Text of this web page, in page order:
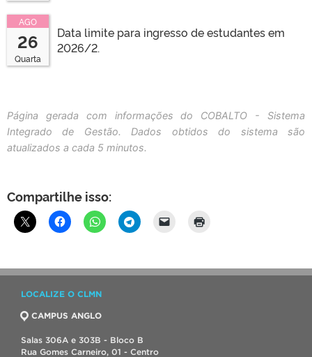
AGO
26
Quarta
Data limite para ingresso de estudantes em
2026/2.
Página gerada com informações do COBALTO - Sistema
Integrado de Gestão. Dados obtidos do sistema são
atualizados a cada 5 minutos.
Compartilhe isso:
LOCALIZE O CLMN
CAMPUS ANGLO
Salas 306A e 303B - Bloco B
Rua Gomes Carneiro, 01 - Centro